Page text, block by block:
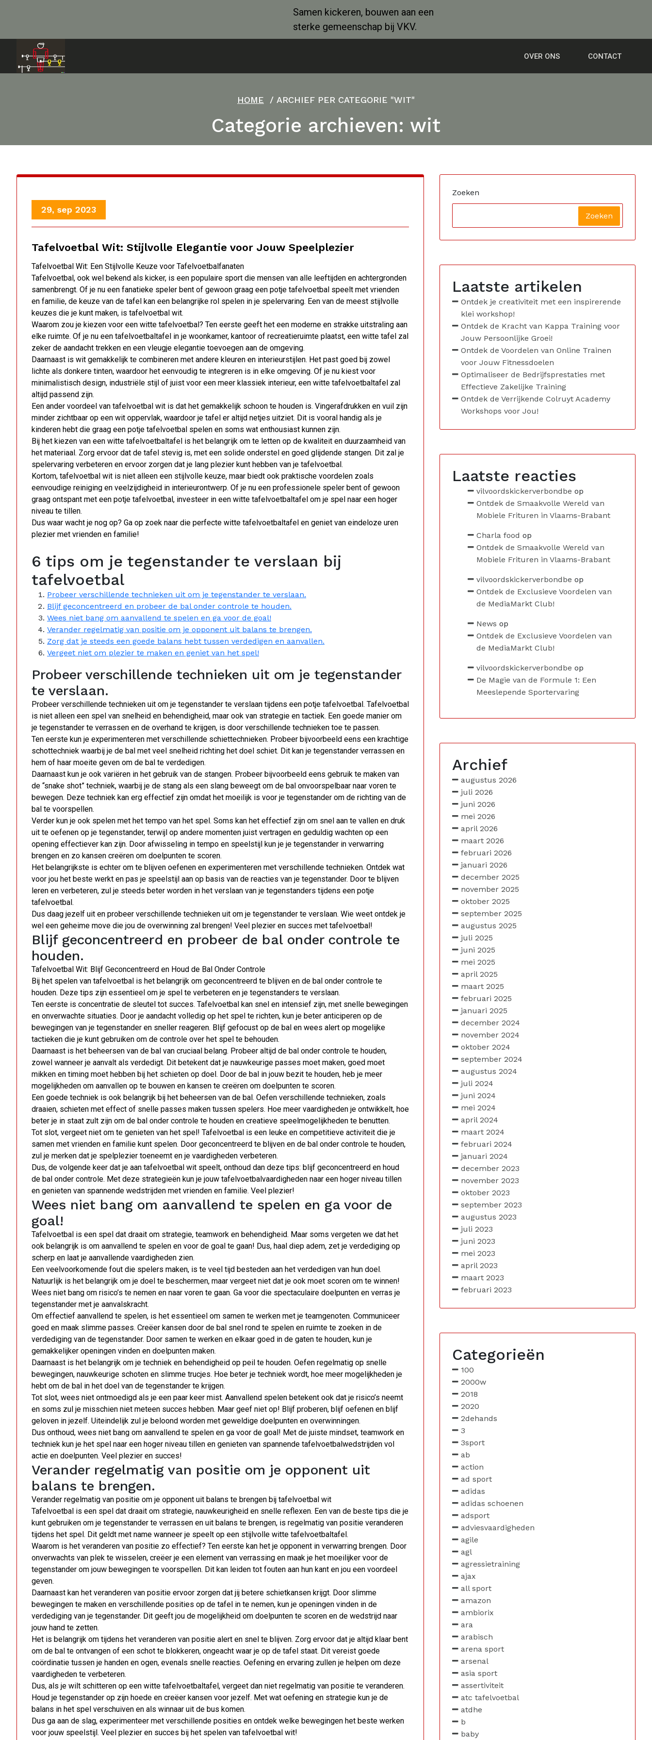
inhoud
Samen kickeren, bouwen aan een
sterke gemeenschap bij VKV.
OVER ONS CONTACT
HOME / ARCHIEF PER CATEGORIE "WIT"
Categorie archieven: wit
29, sep 2023
Tafelvoetbal Wit: Stijlvolle Elegantie voor Jouw Speelplezier
Tafelvoetbal Wit: Een Stijlvolle Keuze voor Tafelvoetbalfanaten
Tafelvoetbal, ook wel bekend als kicker, is een populaire sport die mensen van alle leeftijden en achtergronden
samenbrengt. Of je nu een fanatieke speler bent of gewoon graag een potje tafelvoetbal speelt met vrienden
en familie, de keuze van de tafel kan een belangrijke rol spelen in je spelervaring. Een van de meest stijlvolle
keuzes die je kunt maken, is tafelvoetbal wit.
Waarom zou je kiezen voor een witte tafelvoetbal? Ten eerste geeft het een moderne en strakke uitstraling aan
elke ruimte. Of je nu een tafelvoetbaltafel in je woonkamer, kantoor of recreatieruimte plaatst, een witte tafel zal
zeker de aandacht trekken en een vleugje elegantie toevoegen aan de omgeving.
Daarnaast is wit gemakkelijk te combineren met andere kleuren en interieurstijlen. Het past goed bij zowel
lichte als donkere tinten, waardoor het eenvoudig te integreren is in elke omgeving. Of je nu kiest voor
minimalistisch design, industriële stijl of juist voor een meer klassiek interieur, een witte tafelvoetbaltafel zal
altijd passend zijn.
Een ander voordeel van tafelvoetbal wit is dat het gemakkelijk schoon te houden is. Vingerafdrukken en vuil zijn
minder zichtbaar op een wit oppervlak, waardoor je tafel er altijd netjes uitziet. Dit is vooral handig als je
kinderen hebt die graag een potje tafelvoetbal spelen en soms wat enthousiast kunnen zijn.
Bij het kiezen van een witte tafelvoetbaltafel is het belangrijk om te letten op de kwaliteit en duurzaamheid van
het materiaal. Zorg ervoor dat de tafel stevig is, met een solide onderstel en goed glijdende stangen. Dit zal je
spelervaring verbeteren en ervoor zorgen dat je lang plezier kunt hebben van je tafelvoetbal.
Kortom, tafelvoetbal wit is niet alleen een stijlvolle keuze, maar biedt ook praktische voordelen zoals
eenvoudige reiniging en veelzijdigheid in interieurontwerp. Of je nu een professionele speler bent of gewoon
graag ontspant met een potje tafelvoetbal, investeer in een witte tafelvoetbaltafel om je spel naar een hoger
niveau te tillen.
Dus waar wacht je nog op? Ga op zoek naar die perfecte witte tafelvoetbaltafel en geniet van eindeloze uren
plezier met vrienden en familie!
6 tips om je tegenstander te verslaan bij
tafelvoetbal
Probeer verschillende technieken uit om je tegenstander te verslaan.
Blijf geconcentreerd en probeer de bal onder controle te houden.
Wees niet bang om aanvallend te spelen en ga voor de goal!
Verander regelmatig van positie om je opponent uit balans te brengen.
Zorg dat je steeds een goede balans hebt tussen verdedigen en aanvallen.
Vergeet niet om plezier te maken en geniet van het spel!
Probeer verschillende technieken uit om je tegenstander
te verslaan.
Probeer verschillende technieken uit om je tegenstander te verslaan tijdens een potje tafelvoetbal. Tafelvoetbal
is niet alleen een spel van snelheid en behendigheid, maar ook van strategie en tactiek. Een goede manier om
je tegenstander te verrassen en de overhand te krijgen, is door verschillende technieken toe te passen.
Ten eerste kun je experimenteren met verschillende schiettechnieken. Probeer bijvoorbeeld eens een krachtige
schottechniek waarbij je de bal met veel snelheid richting het doel schiet. Dit kan je tegenstander verrassen en
hem of haar moeite geven om de bal te verdedigen.
Daarnaast kun je ook variëren in het gebruik van de stangen. Probeer bijvoorbeeld eens gebruik te maken van
de “snake shot” techniek, waarbij je de stang als een slang beweegt om de bal onvoorspelbaar naar voren te
bewegen. Deze techniek kan erg effectief zijn omdat het moeilijk is voor je tegenstander om de richting van de
bal te voorspellen.
Verder kun je ook spelen met het tempo van het spel. Soms kan het effectief zijn om snel aan te vallen en druk
uit te oefenen op je tegenstander, terwijl op andere momenten juist vertragen en geduldig wachten op een
opening effectiever kan zijn. Door afwisseling in tempo en speelstijl kun je je tegenstander in verwarring
brengen en zo kansen creëren om doelpunten te scoren.
Het belangrijkste is echter om te blijven oefenen en experimenteren met verschillende technieken. Ontdek wat
voor jou het beste werkt en pas je speelstijl aan op basis van de reacties van je tegenstander. Door te blijven
leren en verbeteren, zul je steeds beter worden in het verslaan van je tegenstanders tijdens een potje
tafelvoetbal.
Dus daag jezelf uit en probeer verschillende technieken uit om je tegenstander te verslaan. Wie weet ontdek je
wel een geheime move die jou de overwinning zal brengen! Veel plezier en succes met tafelvoetbal!
Blijf geconcentreerd en probeer de bal onder controle te
houden.
Tafelvoetbal Wit: Blijf Geconcentreerd en Houd de Bal Onder Controle
Bij het spelen van tafelvoetbal is het belangrijk om geconcentreerd te blijven en de bal onder controle te
houden. Deze tips zijn essentieel om je spel te verbeteren en je tegenstanders te verslaan.
Ten eerste is concentratie de sleutel tot succes. Tafelvoetbal kan snel en intensief zijn, met snelle bewegingen
en onverwachte situaties. Door je aandacht volledig op het spel te richten, kun je beter anticiperen op de
bewegingen van je tegenstander en sneller reageren. Blijf gefocust op de bal en wees alert op mogelijke
tactieken die je kunt gebruiken om de controle over het spel te behouden.
Daarnaast is het beheersen van de bal van cruciaal belang. Probeer altijd de bal onder controle te houden,
zowel wanneer je aanvalt als verdedigt. Dit betekent dat je nauwkeurige passes moet maken, goed moet
mikken en timing moet hebben bij het schieten op doel. Door de bal in jouw bezit te houden, heb je meer
mogelijkheden om aanvallen op te bouwen en kansen te creëren om doelpunten te scoren.
Een goede techniek is ook belangrijk bij het beheersen van de bal. Oefen verschillende technieken, zoals
draaien, schieten met effect of snelle passes maken tussen spelers. Hoe meer vaardigheden je ontwikkelt, hoe
beter je in staat zult zijn om de bal onder controle te houden en creatieve speelmogelijkheden te benutten.
Tot slot, vergeet niet om te genieten van het spel! Tafelvoetbal is een leuke en competitieve activiteit die je
samen met vrienden en familie kunt spelen. Door geconcentreerd te blijven en de bal onder controle te houden,
zul je merken dat je spelplezier toeneemt en je vaardigheden verbeteren.
Dus, de volgende keer dat je aan tafelvoetbal wit speelt, onthoud dan deze tips: blijf geconcentreerd en houd
de bal onder controle. Met deze strategieën kun je jouw tafelvoetbalvaardigheden naar een hoger niveau tillen
en genieten van spannende wedstrijden met vrienden en familie. Veel plezier!
Wees niet bang om aanvallend te spelen en ga voor de
goal!
Tafelvoetbal is een spel dat draait om strategie, teamwork en behendigheid. Maar soms vergeten we dat het
ook belangrijk is om aanvallend te spelen en voor de goal te gaan! Dus, haal diep adem, zet je verdediging op
scherp en laat je aanvallende vaardigheden zien.
Een veelvoorkomende fout die spelers maken, is te veel tijd besteden aan het verdedigen van hun doel.
Natuurlijk is het belangrijk om je doel te beschermen, maar vergeet niet dat je ook moet scoren om te winnen!
Wees niet bang om risico’s te nemen en naar voren te gaan. Ga voor die spectaculaire doelpunten en verras je
tegenstander met je aanvalskracht.
Om effectief aanvallend te spelen, is het essentieel om samen te werken met je teamgenoten. Communiceer
goed en maak slimme passes. Creëer kansen door de bal snel rond te spelen en ruimte te zoeken in de
verdediging van de tegenstander. Door samen te werken en elkaar goed in de gaten te houden, kun je
gemakkelijker openingen vinden en doelpunten maken.
Daarnaast is het belangrijk om je techniek en behendigheid op peil te houden. Oefen regelmatig op snelle
bewegingen, nauwkeurige schoten en slimme trucjes. Hoe beter je techniek wordt, hoe meer mogelijkheden je
hebt om de bal in het doel van de tegenstander te krijgen.
Tot slot, wees niet ontmoedigd als je een paar keer mist. Aanvallend spelen betekent ook dat je risico’s neemt
en soms zul je misschien niet meteen succes hebben. Maar geef niet op! Blijf proberen, blijf oefenen en blijf
geloven in jezelf. Uiteindelijk zul je beloond worden met geweldige doelpunten en overwinningen.
Dus onthoud, wees niet bang om aanvallend te spelen en ga voor de goal! Met de juiste mindset, teamwork en
techniek kun je het spel naar een hoger niveau tillen en genieten van spannende tafelvoetbalwedstrijden vol
actie en doelpunten. Veel plezier en succes!
Verander regelmatig van positie om je opponent uit
balans te brengen.
Verander regelmatig van positie om je opponent uit balans te brengen bij tafelvoetbal wit
Tafelvoetbal is een spel dat draait om strategie, nauwkeurigheid en snelle reflexen. Een van de beste tips die je
kunt gebruiken om je tegenstander te verrassen en uit balans te brengen, is regelmatig van positie veranderen
tijdens het spel. Dit geldt met name wanneer je speelt op een stijlvolle witte tafelvoetbaltafel.
Waarom is het veranderen van positie zo effectief? Ten eerste kan het je opponent in verwarring brengen. Door
onverwachts van plek te wisselen, creëer je een element van verrassing en maak je het moeilijker voor de
tegenstander om jouw bewegingen te voorspellen. Dit kan leiden tot fouten aan hun kant en jou een voordeel
geven.
Daarnaast kan het veranderen van positie ervoor zorgen dat jij betere schietkansen krijgt. Door slimme
bewegingen te maken en verschillende posities op de tafel in te nemen, kun je openingen vinden in de
verdediging van je tegenstander. Dit geeft jou de mogelijkheid om doelpunten te scoren en de wedstrijd naar
jouw hand te zetten.
Het is belangrijk om tijdens het veranderen van positie alert en snel te blijven. Zorg ervoor dat je altijd klaar bent
om de bal te ontvangen of een schot te blokkeren, ongeacht waar je op de tafel staat. Dit vereist goede
coördinatie tussen je handen en ogen, evenals snelle reacties. Oefening en ervaring zullen je helpen om deze
vaardigheden te verbeteren.
Dus, als je wilt schitteren op een witte tafelvoetbaltafel, vergeet dan niet regelmatig van positie te veranderen.
Houd je tegenstander op zijn hoede en creëer kansen voor jezelf. Met wat oefening en strategie kun je de
balans in het spel verschuiven en als winnaar uit de bus komen.
Dus ga aan de slag, experimenteer met verschillende posities en ontdek welke bewegingen het beste werken
voor jouw speelstijl. Veel plezier en succes bij het spelen van tafelvoetbal wit!
Zoeken
Zoeken
Laatste artikelen
Ontdek je creativiteit met een inspirerende
klei workshop!
Ontdek de Kracht van Kappa Training voor
Jouw Persoonlijke Groei!
Ontdek de Voordelen van Online Trainen
voor Jouw Fitnessdoelen
Optimaliseer de Bedrijfsprestaties met
Effectieve Zakelijke Training
Ontdek de Verrijkende Colruyt Academy
Workshops voor Jou!
Laatste reacties
vilvoordskickerverbondbe op
Ontdek de Smaakvolle Wereld van
Mobiele Frituren in Vlaams-Brabant
Charla food op
Ontdek de Smaakvolle Wereld van
Mobiele Frituren in Vlaams-Brabant
vilvoordskickerverbondbe op
Ontdek de Exclusieve Voordelen van
de MediaMarkt Club!
News op
Ontdek de Exclusieve Voordelen van
de MediaMarkt Club!
vilvoordskickerverbondbe op
De Magie van de Formule 1: Een
Meeslepende Sportervaring
Archief
augustus 2026
juli 2026
juni 2026
mei 2026
april 2026
maart 2026
februari 2026
januari 2026
december 2025
november 2025
oktober 2025
september 2025
augustus 2025
juli 2025
juni 2025
mei 2025
april 2025
maart 2025
februari 2025
januari 2025
december 2024
november 2024
oktober 2024
september 2024
augustus 2024
juli 2024
juni 2024
mei 2024
april 2024
maart 2024
februari 2024
januari 2024
december 2023
november 2023
oktober 2023
september 2023
augustus 2023
juli 2023
juni 2023
mei 2023
april 2023
maart 2023
februari 2023
Categorieën
100
2000w
2018
2020
2dehands
3
3sport
ab
action
ad sport
adidas
adidas schoenen
adsport
adviesvaardigheden
agile
agl
agressietraining
ajax
all sport
amazon
ambiorix
ara
arabisch
arena sport
arsenal
asia sport
assertiviteit
atc tafelvoetbal
atdhe
b
baby